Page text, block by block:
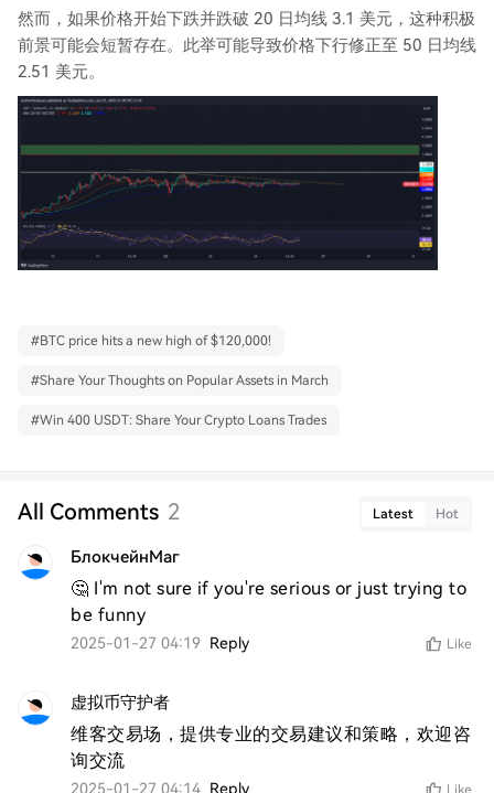
然而，如果价格开始下跌并跌破 20 日均线 3.1 美元，这种积极
前景可能会短暂存在。此举可能导致价格下行修正至 50 日均线
2.51 美元。
#BTC price hits a new high of $120,000!
#Share Your Thoughts on Popular Assets in March
#Win 400 USDT: Share Your Crypto Loans Trades
All Comments 2 Latest Hot
БлокчейнМаг
🤔 I'm not sure if you're serious or just trying to
be funny
2025-01-27 04:19 Reply Like
虚拟币守护者
维客交易场，提供专业的交易建议和策略，欢迎咨
询交流
2025-01-27 04:14 Reply